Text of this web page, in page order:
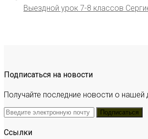
Выездной урок 7-8 классов
Подписаться на новости
Получайте последние новости о нашей
Ссылки